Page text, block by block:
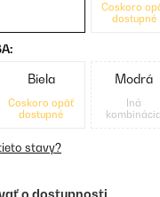
Čoskoro
dostupné
Biela
Čoskoro opäť
dostupné
Modrá
Iná
kombinácia
stavy?
o dostupnosti